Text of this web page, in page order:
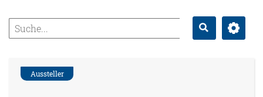
Suche
Aussteller